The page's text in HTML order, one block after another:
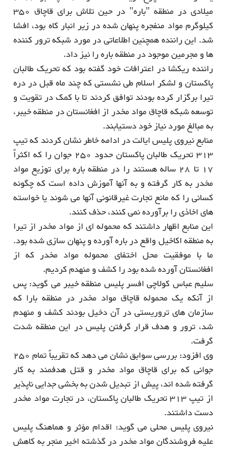
میلادی در منطقه "باره" در حین تلاش برای قاچاق 350
کیلوگرم مواد منفجره پنهان شده در زیر انبار کاه بود، افشا
شد. این راننده همچنین اطلاعاتی در مورد شبکه ترور کننده
ها و مجرمین موجود در منطقه باره را نیز داد.
راننده ریکشا در اعترافات خود گفته بود که تحریک طالبان
پاکستان و لشکر اسلام طی نشستی که چند ماه قبل در دره
تیرا برگزار کرده بودند توافق کردند تا با کمک در تقویت و
توسعه شبکه قاچاق مواد مخدر از افغانستان در منطقه خیبر،
به مبالغ مورد نیاز خود دستیابند.
منابع نیروی پلیس ایالت در ادامه خاطر نشان کردند که تیپ
313 تحریک طالبان پاکستان حدود 250 جوان را که اکثراً
17 تا 28 ساله هستند را در منطقه باره برای توزیع مواد
مخدر به کار گرفته و به آنها آموزش داده است که چگونه
کسانی را که مانع تجارت غیرقانونی آنها می شوند یا خواسته
های اخاذی را برآورده نمی کنند، حذف کنند.
این منابع اظهار داشتند که محموله ای از مواد مخدر از تیرا
به منطقه اکاخیل واقع در باره آورده و پنهان سازی شده بود.
ما با موفقیت محل اختفای محموله مواد مخدر که از
افغانستان آورده شده بود را کشف و منهدم کردیم.
سلیم عباس کولاچی افسر پلیس منطقه خیبر می گوید: پس
از آنکه یک محموله قاچاق مواد مخدر در منطقه بارا که
سازمان های تروریستی در آن دخیل بودند کشف و منهدم
شد، ترور و هدف قرار گرفتن پلیس در این منطقه شدت
گرفت.
وی افزود: بررسی سوابق نشان می دهد که تقریباً تمام 250
جوانی که برای قاچاق مواد مخدر و قتل هدفمند به کار
گرفته شده اند، پیش از تبدیل شدن به بخشی جدایی ناپذیر
از تیپ 313 تحریک طالبان پاکستان، در تجارت مواد مخدر
دست داشتند.
نیروی پلیس محلی می گوید: اقدام مؤثر و هماهنگ پلیس
علیه فروشندگان مواد مخدر در گذشته اخیر منجر به کاهش